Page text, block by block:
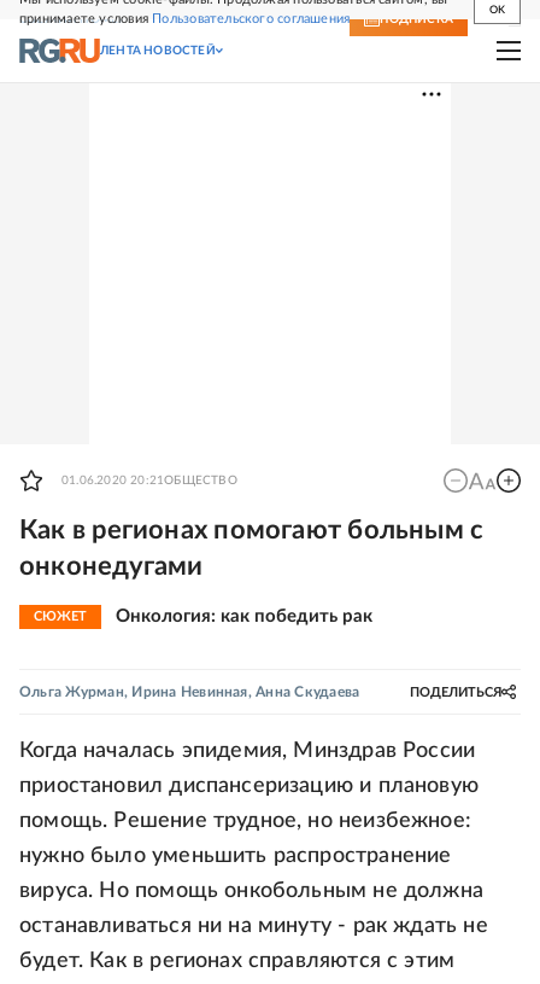
принимаете условия Пользовательского соглашения
OK
СВЕЖИЙ НОМЕР ПОДПИСКА
ЛЕНТА НОВОСТЕЙ
01.06.2020 20:21ОБЩЕСТВО
Как в регионах помогают больным с
онконедугами
СЮЖЕТ Онкология: как победить рак
Ольга Журман, Ирина Невинная,Анна Скудаева ПОДЕЛИТЬСЯ
Когда началась эпидемия, Минздрав России
приостановил диспансеризацию и плановую
помощь. Решение трудное, но неизбежное:
нужно было уменьшить распространение
вируса. Но помощь онкобольным не должна
останавливаться ни на минуту - рак ждать не
будет. Как в регионах справляются с этим